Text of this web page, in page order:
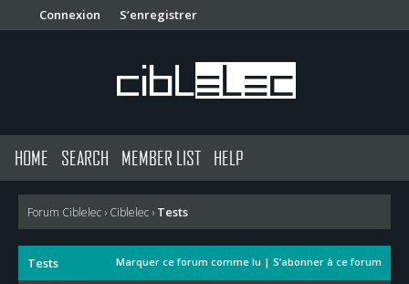
Connexion S’enregistrer
HOME SEARCH MEMBER LIST HELP
Forum Ciblelec› Ciblelec › Tests
Marquer ce forum comme lu | S’abonner à ce forum
Tests